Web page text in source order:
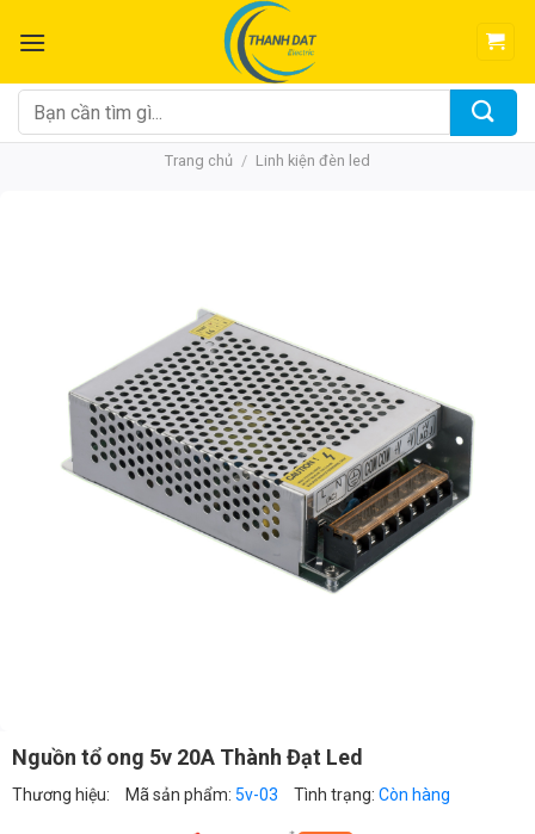
đến
dung
Tìm
kiếm:
Trang chủ / Linh kiện đèn led
Nguồn tổ ong 5v 20A Thành Đạt Led
Thương hiệu: Mã sản phẩm: 5v-03 Tình trạng: Còn hàng